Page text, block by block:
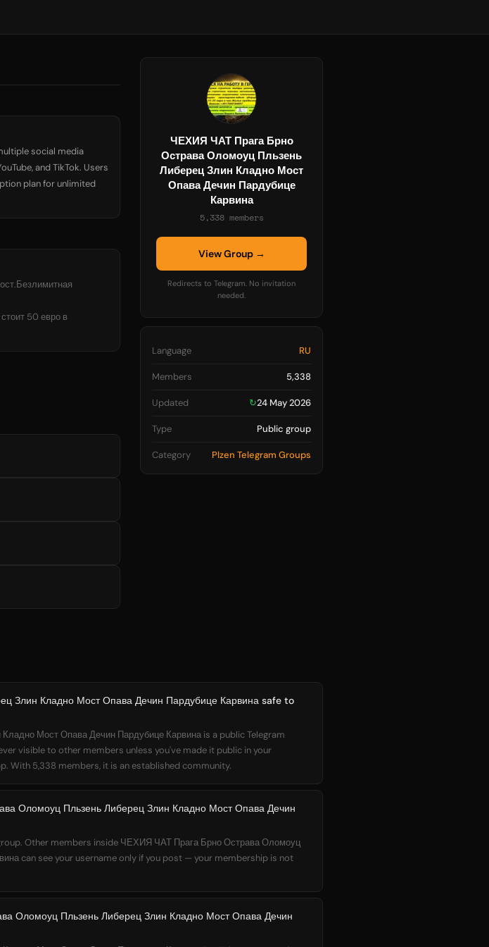
social media
and TikTok. Users
plan for unlimited
50 евро в
ЧЕХИЯ ЧАТ Прага Брно
Острава Оломоуц Пльзень
Либерец Злин Кладно Мост
Опава Дечин Пардубице
Карвина
5,338 members
View Group →
Redirects to Telegram. No invitation
needed.
Language RU
Members 5,338
Updated ↻24 May 2026
Type Public group
Category Plzen Telegram Groups
Злин Кладно Мост Опава Дечин Пардубице Карвина safe to
Мост Опава Дечин Пардубице Карвина is a public Telegram
visible to other members unless you've made it public in your
With 5,338 members, it is an established community.
Оломоуц Пльзень Либерец Злин Кладно Мост Опава Дечин
Other members inside ЧЕХИЯ ЧАТ Прага Брно Острава Оломоуц
can see your username only if you post — your membership is not
Оломоуц Пльзень Либерец Злин Кладно Мост Опава Дечин